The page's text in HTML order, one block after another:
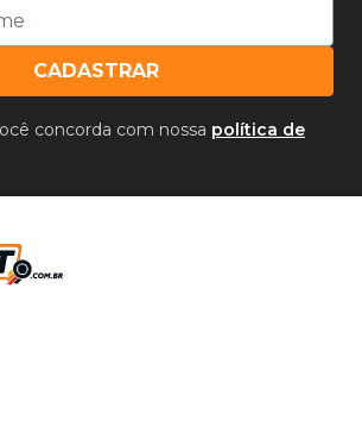
CADASTRAR
concorda com nossa política de